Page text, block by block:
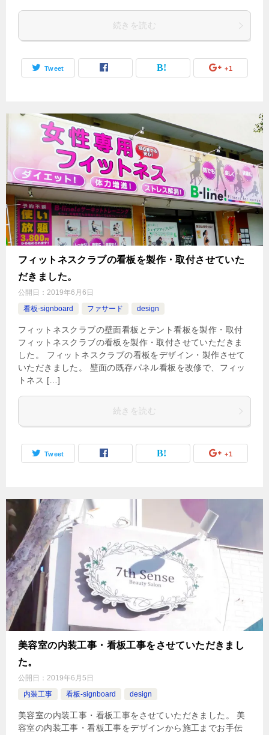
続きを読む
Tweet +1
フィットネスクラブの看板を製作・取付させていた
だきました。
公開日： 2019年6月6日
看板-signboard
ファサード design
フィットネスクラブの壁面看板とテント看板を製作・取付
フィットネスクラブの看板を製作・取付させていただきま
した。 フィットネスクラブの看板をデザイン・製作させて
いただきました。 壁面の既存パネル看板を改修で、フィッ
トネス […]
続きを読む
Tweet +1
美容室の内装工事・看板工事をさせていただきまし
た。
公開日： 2019年6月5日
内装工事
看板-signboard design
美容室の内装工事・看板工事をさせていただきました。 美
容室の内装工事・看板工事をデザインから施工までお手伝